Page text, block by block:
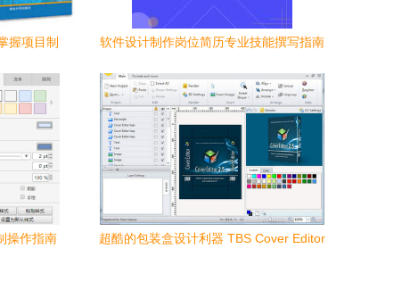
握项目制
软件设计制作岗位简历专业技能撰写指南
操作指南
超酷的包装盒设计利器 TBS Cover Editor